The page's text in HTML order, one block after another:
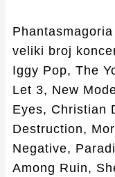
veliki broj
Iggy Pop, The
Let 3, New
Eyes, Christian
Destruction,
Negative,
Among Ruin,